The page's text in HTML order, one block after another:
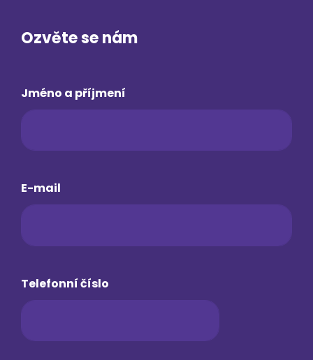
Ozvěte se nám
Jméno a příjmení
E-mail
Telefonní číslo